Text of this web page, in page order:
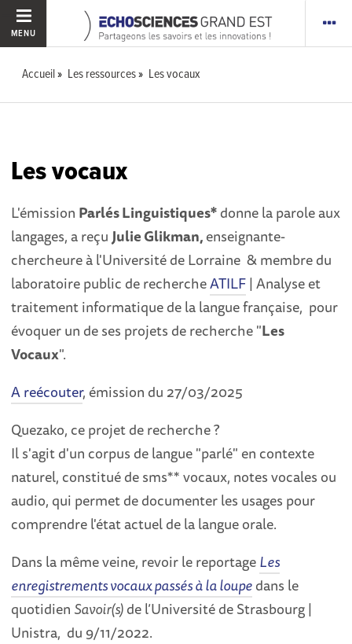
MENU
Accueil Les ressources Les vocaux
Les vocaux
L'émission Parlés Linguistiques*donne la parole aux
langages, a reçu Julie Glikman,enseignante-
chercheure à l'Université de Lorraine & membre du
laboratoire public de rechercheATILF| Analyse et
traitement informatique de la langue française, pour
évoquer un de ses projets de recherche "Les
Vocaux".
A reécouter, émission du 27/03/2025
Quezako, ce projet de recherche ?
Il s'agit d'un corpus de langue "parlé" en contexte
naturel, constitué de sms** vocaux, notes vocales ou
audio, qui permet de documenter les usages pour
comprendre l'état actuel de la langue orale.
Dans la même veine, revoir le reportageLes
enregistrements vocaux passés à la loupedans le
quotidien Savoir(s)de l’Université de Strasbourg |
Unistra, du 9/11/2022.